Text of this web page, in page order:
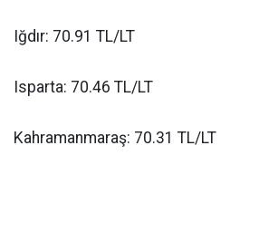
Iğdır: 70.91 TL/LT
Isparta: 70.46 TL/LT
Kahramanmaraş: 70.31 TL/LT